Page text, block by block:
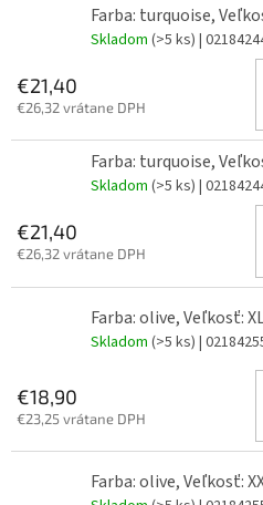
Farba: turquoise,
Skladom (>5 ks) |
€21,40
€26,32 vrátane DPH
Farba: turquoise,
Skladom (>5 ks) |
€21,40
€26,32 vrátane DPH
Farba: olive, Veľkosť:
Skladom (>5 ks) |
€18,90
€23,25 vrátane DPH
Farba: olive, Veľkosť: